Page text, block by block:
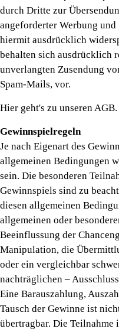
durch Dritte zur
angeforderter Werbung
hiermit ausdrücklich
behalten sich ausdrücklich
unverlangten Zusendung
Spam-Mails, vor.
Hier geht's zu unseren AGB.
Gewinnspielregeln
Je nach Eigenart des
allgemeinen Bedingungen
sein. Die besonderen
Gewinnspiels sind zu
diesen allgemeinen
allgemeinen oder
Beeinflussung der
Manipulation, die
oder ein vergleichbar
nachträglichen –
Eine Barauszahlung,
Tausch der Gewinne ist
übertragbar. Die